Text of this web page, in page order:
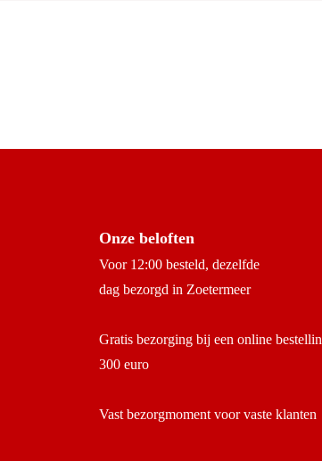
Onze beloften
Voor 12:00 besteld, dezelfde
dag bezorgd in Zoetermeer
Gratis bezorging bij een online
300 euro
Vast bezorgmoment voor vaste klanten